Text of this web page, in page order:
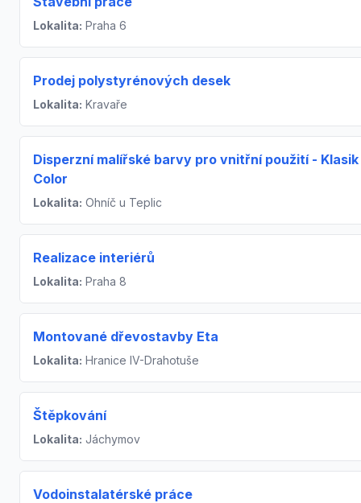
Lokalita: Praha 6
Prodej polystyrénových desek
Lokalita: Kravaře
Disperzní malířské barvy pro vnitřní použití - Klasik
Color
Lokalita: Ohníč u Teplic
Realizace interiérů
Lokalita: Praha 8
Montované dřevostavby Eta
Lokalita: Hranice IV-Drahotuše
Štěpkování
Lokalita: Jáchymov
Vodoinstalatérské práce